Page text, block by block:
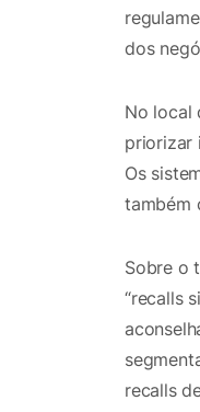
dos
No local
priorizar
Os
também
Sobre o
“recalls
recalls